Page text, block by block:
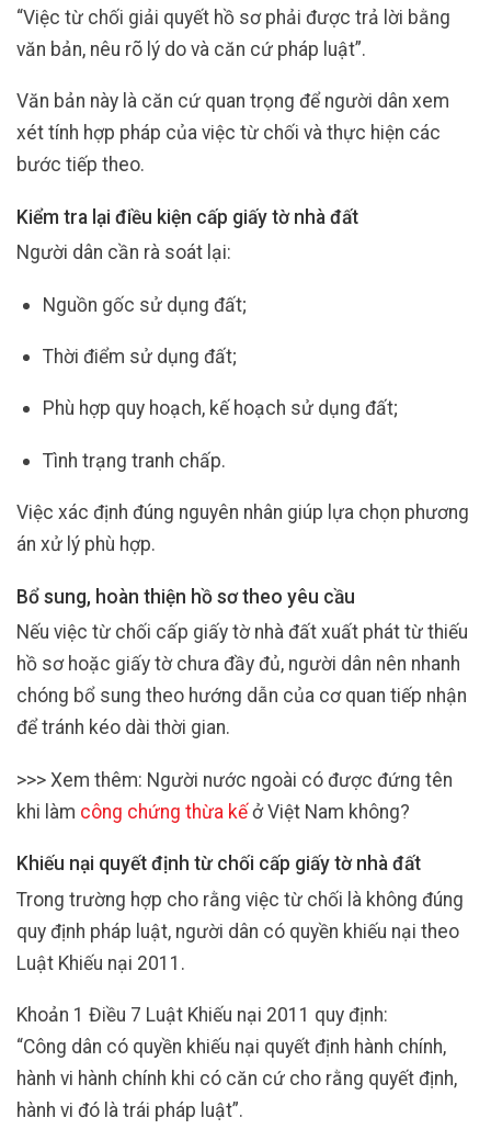
“Việc từ chối giải quyết hồ sơ phải được trả lời bằng
văn bản, nêu rõ lý do và căn cứ pháp luật”.
Văn bản này là căn cứ quan trọng để người dân xem
xét tính hợp pháp của việc từ chối và thực hiện các
bước tiếp theo.
Kiểm tra lại điều kiện cấp giấy tờ nhà đất
Người dân cần rà soát lại:
Nguồn gốc sử dụng đất;
Thời điểm sử dụng đất;
Phù hợp quy hoạch, kế hoạch sử dụng đất;
Tình trạng tranh chấp.
Việc xác định đúng nguyên nhân giúp lựa chọn phương
án xử lý phù hợp.
Bổ sung, hoàn thiện hồ sơ theo yêu cầu
Nếu việc từ chối cấp giấy tờ nhà đất xuất phát từ thiếu
hồ sơ hoặc giấy tờ chưa đầy đủ, người dân nên nhanh
chóng bổ sung theo hướng dẫn của cơ quan tiếp nhận
để tránh kéo dài thời gian.
>>> Xem thêm: Người nước ngoài có được đứng tên
khi làm công chứng thừa kếở Việt Nam không?
Khiếu nại quyết định từ chối cấp giấy tờ nhà đất
Trong trường hợp cho rằng việc từ chối là không đúng
quy định pháp luật, người dân có quyền khiếu nại theo
Luật Khiếu nại 2011.
Khoản 1 Điều 7 Luật Khiếu nại 2011 quy định:
“Công dân có quyền khiếu nại quyết định hành chính,
hành vi hành chính khi có căn cứ cho rằng quyết định,
hành vi đó là trái pháp luật”.